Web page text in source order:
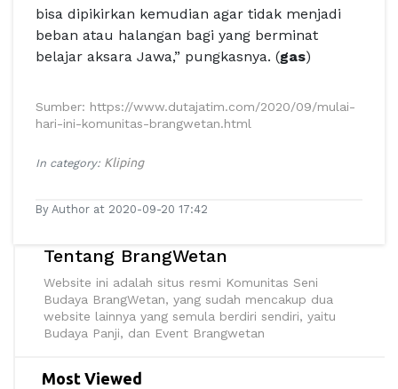
bisa dipikirkan kemudian agar tidak menjadi
beban atau halangan bagi yang berminat
belajar aksara Jawa,” pungkasnya. (gas)
Sumber: https://www.dutajatim.com/2020/09/mulai-
hari-ini-komunitas-brangwetan.html
In category: Kliping
By Author at 2020-09-20 17:42
Tentang BrangWetan
Website ini adalah situs resmi Komunitas Seni
Budaya BrangWetan, yang sudah mencakup dua
website lainnya yang semula berdiri sendiri, yaitu
Budaya Panji, dan Event Brangwetan
Most Viewed